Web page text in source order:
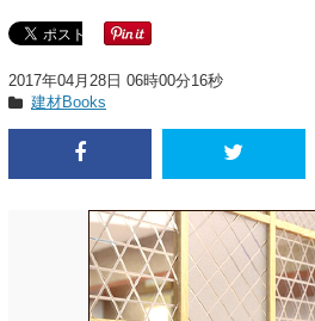
2017年04月28日 06時00分16秒
建材Books